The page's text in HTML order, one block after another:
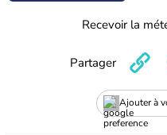
Recevoir la
Ajouter à
Partager